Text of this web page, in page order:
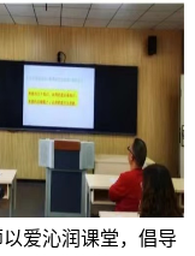
爱沁润课堂，倡导